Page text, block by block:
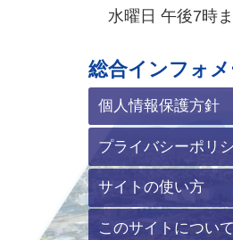
水曜日 午後7時
総合インフォ
個人情報保護方針
プライバシーポリ
サイトの使い方
このサイトについて